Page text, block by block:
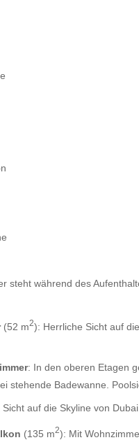
steht während des
(52 m2): Herrliche Sicht auf
: In den oberen Etagen
stehende Badewanne.
Sicht auf die Skyline von Dubai.
(135 m2): Mit